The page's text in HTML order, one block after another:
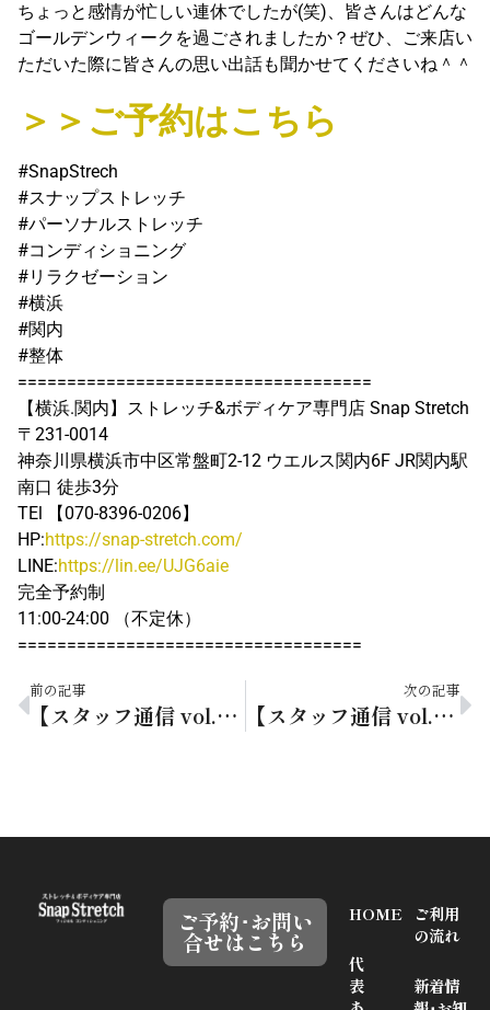
ちょっと感情が忙しい連休でしたが(笑)、皆さんはどんな
ゴールデンウィークを過ごされましたか？ぜひ、ご来店い
ただいた際に皆さんの思い出話も聞かせてくださいね＾＾
＞＞ご予約はこちら
#SnapStrech
#スナップストレッチ
#パーソナルストレッチ
#コンディショニング
#リラクゼーション
#横浜
#関内
#整体
====================================
【横浜.関内】ストレッチ&ボディケア専門店 Snap Stretch
〒231-0014
神奈川県横浜市中区常盤町2-12 ウエルス関内6F JR関内駅
南口 徒歩3分
TEl 【070-8396-0206】
HP:https://snap-stretch.com/
LINE:https://lin.ee/UJG6aie
完全予約制
11:00-24:00 （不定休）
===================================
前の記事
【スタッフ通信 vol.215】GW明けの「体が重い…」を予防コツするコツ
次の記事
【スタッフ通信 vol.217】水分補給の習慣を今のうちに！
HOME
代
表
ご利用
の流れ
新着情
ご予約･お問い
合せはこちら